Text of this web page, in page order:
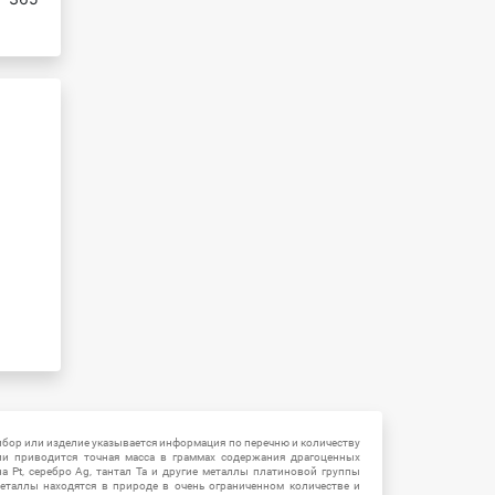
или изделие указывается информация по перечню и количеству
приводится точная масса в граммах содержания драгоценных
Pt, серебро Ag, тантал Ta и другие металлы платиновой группы
находятся в природе в очень ограниченном количестве и